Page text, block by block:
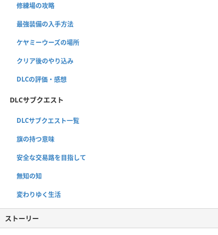
修練場の攻略
最強装備の入手方法
ケヤミーウーズの場所
クリア後のやり込み
DLCの評価・感想
DLCサブクエスト
DLCサブクエスト一覧
旗の持つ意味
安全な交易路を目指して
無知の知
変わりゆく生活
ストーリー